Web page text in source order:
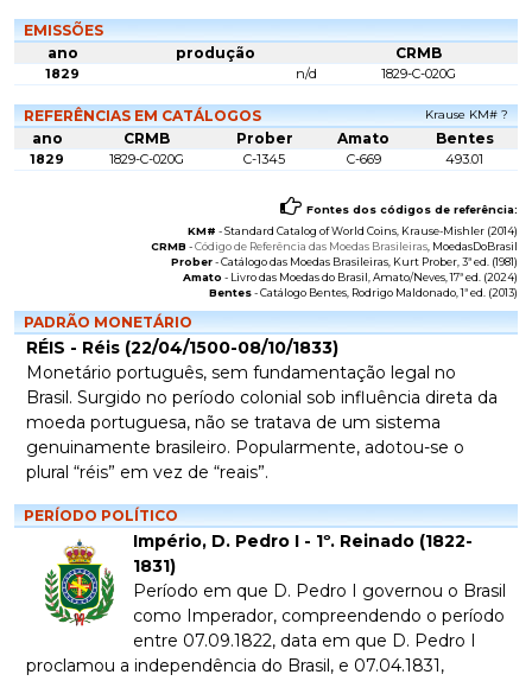
EMISSÕES
ano
produção CRMB
1829 n/d 1829-C-020G
REFERÊNCIAS EM CATÁLOGOS Krause KM# ?
ano CRMB Prober Amato Bentes
1829 1829-C-020G C-1345 C-669 493.01
Fontes dos códigos de referência:
KM# -Standard Catalog of World Coins , Krause-Mishler (2014)
CRMB -Código de Referência das Moedas Brasileiras , MoedasDoBrasil
Prober-Catálogo das Moedas Brasileiras , Kurt Prober, 3ª ed. (1981)
Amato - Livro das Moedas do Brasil , Amato/Neves, 17ª ed. (2024)
Bentes-Catálogo Bentes , Rodrigo Maldonado, 1ª ed. (2013)
PADRÃO MONETÁRIO
RÉIS - Réis (22/04/1500-08/10/1833)
Monetário português, sem fundamentação legal no
Brasil. Surgido no período colonial sob influência direta da
moeda portuguesa, não se tratava de um sistema
genuinamente brasileiro. Popularmente, adotou-se o
plural “réis” em vez de “reais”.
PERÍODO POLÍTICO
Império, D. Pedro I - 1º. Reinado (1822-
1831)
Período em que D. Pedro I governou o Brasil
como Imperador, compreendendo o período
entre 07.09.1822, data em que D. Pedro I
proclamou a independência do Brasil, e 07.04.1831,